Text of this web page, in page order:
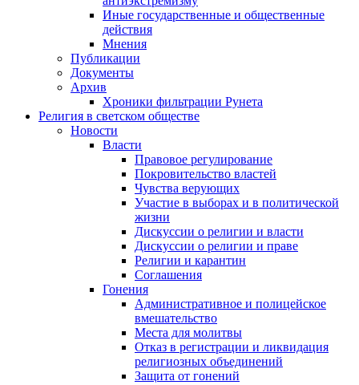
Иные государственные и общественные
действия
Мнения
Публикации
Документы
Архив
Хроники фильтрации Рунета
Религия в светском обществе
Новости
Власти
Правовое регулирование
Покровительство властей
Чувства верующих
Участие в выборах и в политической
жизни
Дискуссии о религии и власти
Дискуссии о религии и праве
Религии и карантин
Соглашения
Гонения
Административное и полицейское
вмешательство
Места для молитвы
Отказ в регистрации и ликвидация
религиозных объединений
Защита от гонений